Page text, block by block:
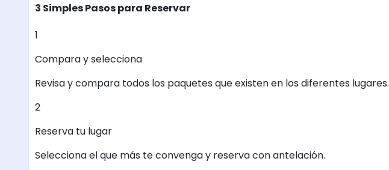
3 Simples Pasos para Reservar
1
Compara y selecciona
Revisa y compara todos los paquetes que existen en los diferentes lugares.
2
Reserva tu lugar
Selecciona el que más te convenga y reserva con antelación.